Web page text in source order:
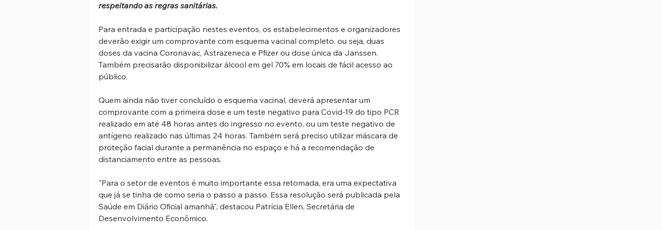
respeitando as regras sanitárias.
Para entrada e participação nestes eventos, os estabelecimentos e organizadores
deverão exigir um comprovante com esquema vacinal completo, ou seja, duas
doses da vacina Coronavac, Astrazeneca e Pfizer ou dose única da Janssen.
Também precisarão disponibilizar álcool em gel 70% em locais de fácil acesso ao
público.
Quem ainda não tiver concluído o esquema vacinal, deverá apresentar um
comprovante com a primeira dose e um teste negativo para Covid-19 do tipo PCR
realizado em até 48 horas antes do ingresso no evento, ou um teste negativo de
antígeno realizado nas últimas 24 horas. Também será preciso utilizar máscara de
proteção facial durante a permanência no espaço e há a recomendação de
distanciamento entre as pessoas.
"Para o setor de eventos é muito importante essa retomada, era uma expectativa
que já se tinha de como seria o passo a passo. Essa resolução será publicada pela
Saúde em Diário Oficial amanhã", destacou Patrícia Ellen, Secretária de
Desenvolvimento Econômico.